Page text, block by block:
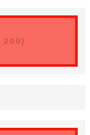
200)